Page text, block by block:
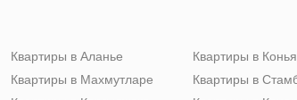
Квартиры в Аланье
Квартиры в Махмутларе
Квартиры в
Квартиры в